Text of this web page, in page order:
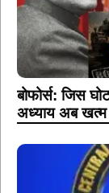
बोफोर्स: जिस
अध्याय अब खत्म